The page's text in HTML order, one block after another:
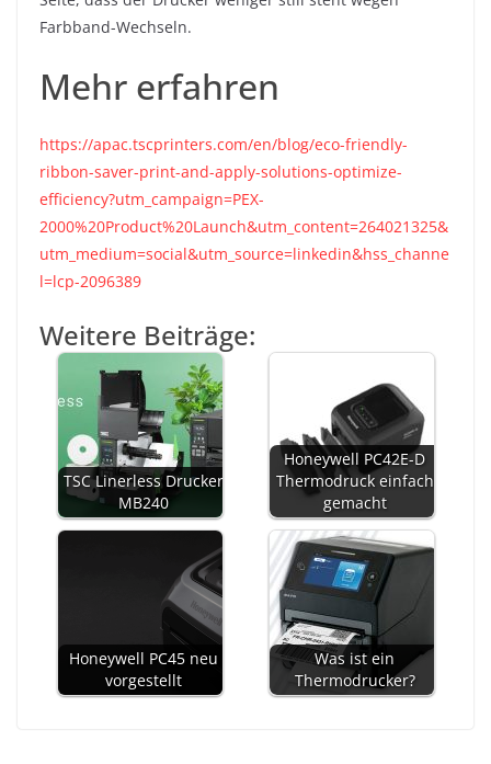
Farbband-Wechseln.
Mehr erfahren
https://apac.tscprinters.com/en/blog/eco-friendly-
ribbon-saver-print-and-apply-solutions-optimize-
efficiency?utm_campaign=PEX-
2000%20Product%20Launch&utm_content=264021325&
utm_medium=social&utm_source=linkedin&hss_channe
l=lcp-2096389
Weitere Beiträge:
TSC Linerless Drucker
MB240
Honeywell PC42E-D
Thermodruck einfach
gemacht
Honeywell PC45 neu
vorgestellt
Was ist ein
Thermodrucker?